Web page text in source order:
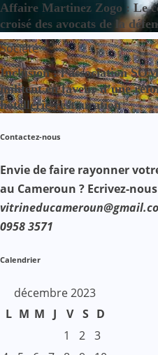
Affaire Martinez Zogo : Le
croisé des avocats de la
Société
Inclusion : l’association
militent en faveur d’une
hôtellerie-restauration
Contactez-nous
Envie de faire rayonner
au Cameroun ? Ecrivez-
0958 3571
Calendrier
décembre 2023
L M M J V S D
1
2 3